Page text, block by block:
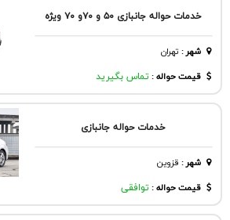
خدمات حواله جانبازی ۵۰ و ۷۰و ۷۰ ویژه
شهر: تهران
قیمت حواله : تماس بگیرید
خدمات حواله جانبازی
شهر: قزوين
قیمت حواله : توافقی